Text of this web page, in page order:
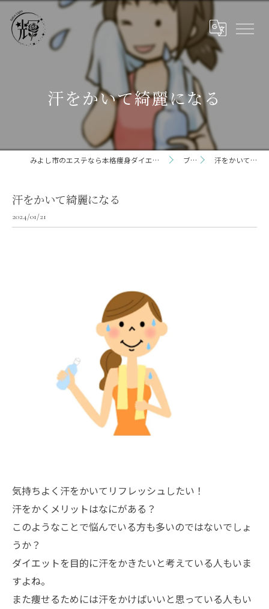
汗をかいて綺麗になる
みよし市のエステなら本格痩身ダイエット専門サロン輝 らいと 三好店 ブログ 汗をかいて綺麗になる
汗をかいて綺麗になる
2024/01/21
気持ちよく汗をかいてリフレッシュしたい！
汗をかくメリットはなにがある？
このようなことで悩んでいる方も多いのではないでしょ
うか？
ダイエットを目的に汗をかきたいと考えている人もいま
すよね。
また痩せるためには汗をかけばいいと思っている人もい